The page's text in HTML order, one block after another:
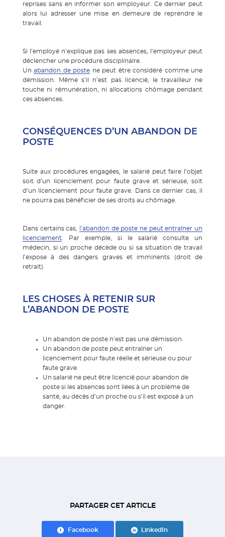
reprises sans en informer son employeur. Ce dernier peut
alors lui adresser une mise en demeure de reprendre le
travail.
Si l’employé n’explique pas ses absences, l’employeur peut
déclencher une procédure disciplinaire.
Unabandon de poste ne peut être considéré comme une
démission. Même s’il n’est pas licencié, le travailleur ne
touche ni rémunération, ni allocations chômage pendant
ces absences.
CONSÉQUENCES D’UN ABANDON DE
POSTE
Suite aux procédures engagées, le salarié peut faire l’objet
soit d’un licenciement pour faute grave et sérieuse, soit
d’un licenciement pour faute grave. Dans ce dernier cas, il
ne pourra pas bénéficier de ses droits au chômage.
Dans certains cas,
l’abandon de poste ne peut entraîner un
licenciement. Par exemple, si le salarié consulte un
médecin, si un proche décède ou si sa situation de travail
l’expose à des dangers graves et imminents (droit de
retrait).
LES CHOSES À RETENIR SUR
L’ABANDON DE POSTE
Un abandon de poste n’est pas une démission.
Un abandon de poste peut entraîner un
licenciement pour faute réelle et sérieuse ou pour
faute grave.
Un salarié ne peut être licencié pour abandon de
poste si les absences sont liées à un problème de
santé, au décès d’un proche ou s’il est exposé à un
danger.
PARTAGER CET ARTICLE
Facebook LinkedIn